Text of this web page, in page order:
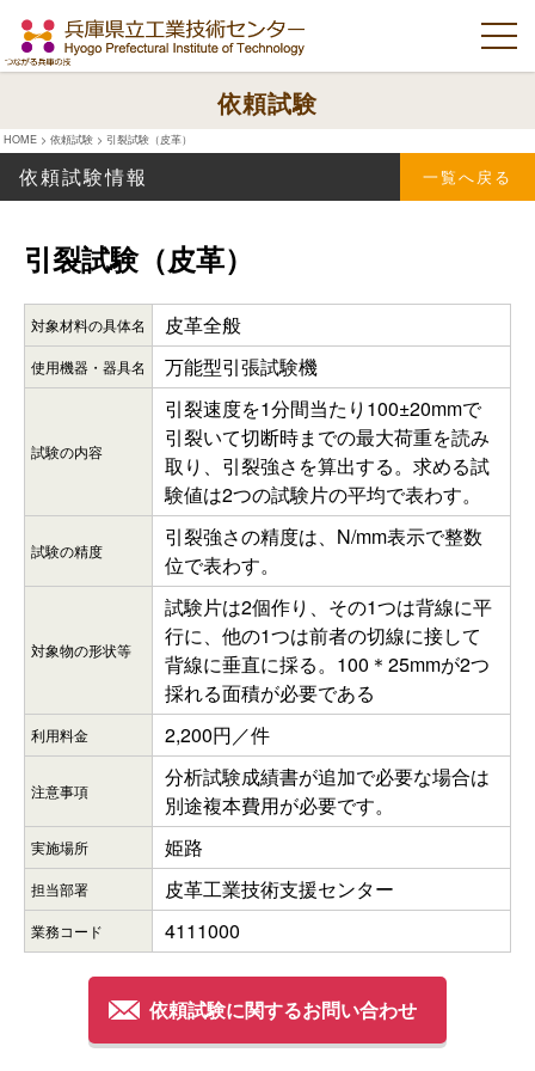
依頼試験
HOME > 依頼試験 > 引裂試験（皮革）
依頼試験情報 一覧へ戻る
引裂試験（皮革）
対象材料の具体名 皮革全般
使用機器・器具名 万能型引張試験機
試験の内容
引裂速度を1分間当たり100±20mmで
引裂いて切断時までの最大荷重を読み
取り、引裂強さを算出する。求める試
験値は2つの試験片の平均で表わす。
試験の精度
引裂強さの精度は、N/mm表示で整数
位で表わす。
対象物の形状等
試験片は2個作り、その1つは背線に平
行に、他の1つは前者の切線に接して
背線に垂直に採る。100＊25mmが2つ
採れる面積が必要である
利用料金 2,200円／件
注意事項
分析試験成績書が追加で必要な場合は
別途複本費用が必要です。
実施場所 姫路
担当部署 皮革工業技術支援センター
業務コード 4111000
依頼試験に関するお問い合わせ